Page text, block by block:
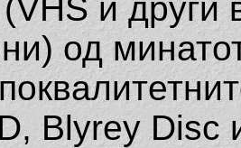
и други
од
Blyrey Disc